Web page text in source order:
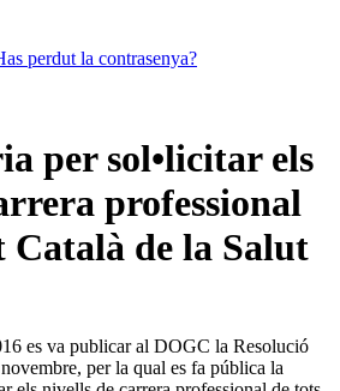
perdut la contrasenya?
per sol•licitar els
professional
Català de la Salut
es va publicar al DOGC la Resolució
per la qual es fa pública la